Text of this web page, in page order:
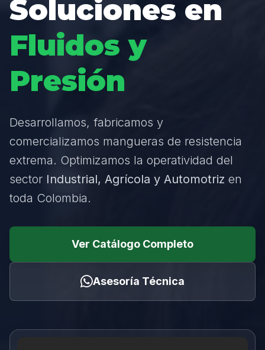
Soluciones en
Fluidos y
Presión
Desarrollamos, fabricamos y
comercializamos mangueras de resistencia
extrema. Optimizamos la operatividad del
sector Industrial, Agrícola y Automotriz en
toda Colombia.
Ver Catálogo Completo
Asesoría Técnica